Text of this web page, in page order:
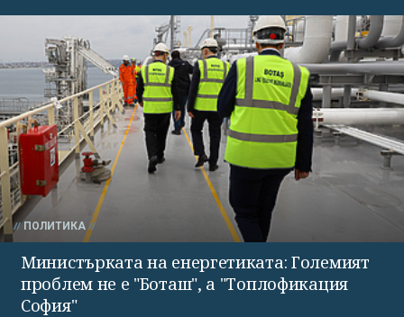
ПОЛИТИКА
Министърката на енергетиката: Големият
проблем не е "Боташ", а "Топлофикация
София"